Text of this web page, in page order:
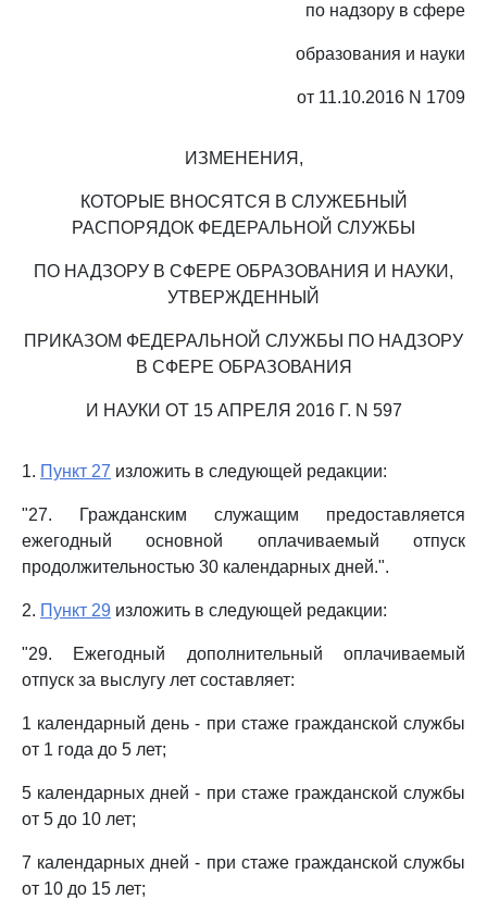
по надзору в сфере
образования и науки
от 11.10.2016 N 1709
ИЗМЕНЕНИЯ,
КОТОРЫЕ ВНОСЯТСЯ В СЛУЖЕБНЫЙ
РАСПОРЯДОК ФЕДЕРАЛЬНОЙ СЛУЖБЫ
ПО НАДЗОРУ В СФЕРЕ ОБРАЗОВАНИЯ И НАУКИ,
УТВЕРЖДЕННЫЙ
ПРИКАЗОМ ФЕДЕРАЛЬНОЙ СЛУЖБЫ ПО НАДЗОРУ
В СФЕРЕ ОБРАЗОВАНИЯ
И НАУКИ ОТ 15 АПРЕЛЯ 2016 Г. N 597
1. Пункт 27 изложить в следующей редакции:
"27. Гражданским служащим предоставляется
ежегодный основной оплачиваемый отпуск
продолжительностью 30 календарных дней.".
2. Пункт 29 изложить в следующей редакции:
"29. Ежегодный дополнительный оплачиваемый
отпуск за выслугу лет составляет:
1 календарный день - при стаже гражданской службы
от 1 года до 5 лет;
5 календарных дней - при стаже гражданской службы
от 5 до 10 лет;
7 календарных дней - при стаже гражданской службы
от 10 до 15 лет;